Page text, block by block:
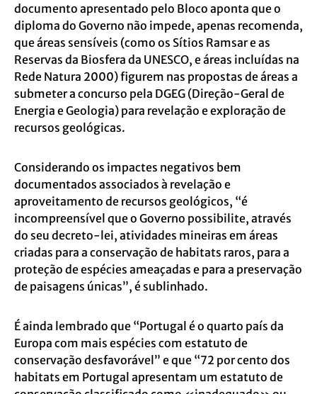
documento apresentado pelo Bloco aponta que o
diploma do Governo não impede, apenas recomenda,
que áreas sensíveis (como os Sítios Ramsar e as
Reservas da Biosfera da UNESCO, e áreas incluídas na
Rede Natura 2000) figurem nas propostas de áreas a
submeter a concurso pela DGEG (Direção-Geral de
Energia e Geologia) para revelação e exploração de
recursos geológicas.
Considerando os impactes negativos bem
documentados associados à revelação e
aproveitamento de recursos geológicos, “é
incompreensível que o Governo possibilite, através
do seu decreto-lei, atividades mineiras em áreas
criadas para a conservação de habitats raros, para a
proteção de espécies ameaçadas e para a preservação
de paisagens únicas”, é sublinhado.
É ainda lembrado que “Portugal é o quarto país da
Europa com mais espécies com estatuto de
conservação desfavorável” e que “72 por cento dos
habitats em Portugal apresentam um estatuto de